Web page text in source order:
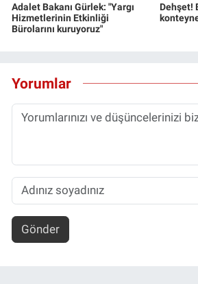
Adalet Bakanı Gürlek: "Yargı
Hizmetlerinin Etkinliği
Bürolarını kuruyoruz"
Dehşet!
Yorumlar
Gönder